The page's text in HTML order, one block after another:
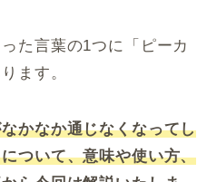
た言葉の1つに「ピーカ
ます。
かなか通じなくなってし
ついて、意味や使い方、